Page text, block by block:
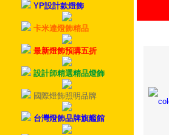
YP設計款燈飾
卡米達燈飾精品
最新燈飾預購五折
設計師精選精品燈飾
國際燈飾照明品牌
台灣燈飾品牌旗艦館